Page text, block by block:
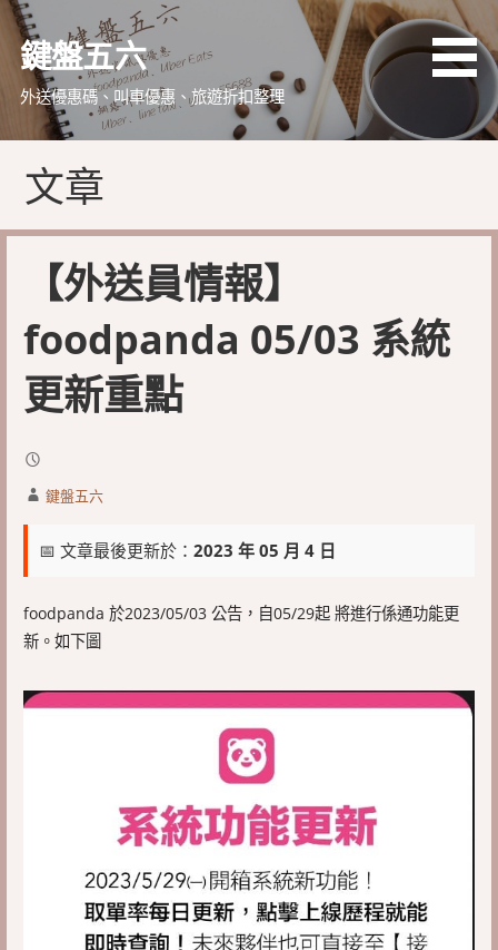
略
鍵盤五六
外送優惠碼、叫車優惠、旅遊折扣整理
文章
【外送員情報】
foodpanda 05/03 系統
更新重點
鍵盤五六
📅 文章最後更新於： 2023 年 05 月 4 日
foodpanda 於2023/05/03 公告，自05/29起 將進行係通功能更
新。如下圖